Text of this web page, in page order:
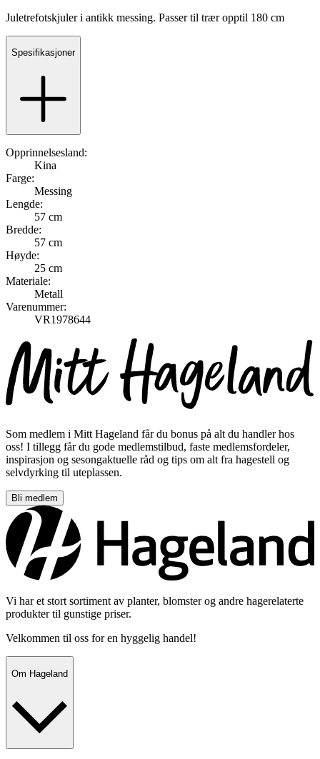
Juletrefotskjuler i antikk messing. Passer til trær opptil 180 cm
Spesifikasjoner
Opprinnelsesland:
Kina
Farge:
Messing
Lengde:
57 cm
Bredde:
57 cm
Høyde:
25 cm
Materiale:
Metall
Varenummer:
VR1978644
Som medlem i Mitt Hageland får du bonus på alt du handler hos
oss! I tillegg får du gode medlemstilbud, faste medlemsfordeler,
inspirasjon og sesongaktuelle råd og tips om alt fra hagestell og
selvdyrking til uteplassen.
Bli medlem
Vi har et stort sortiment av planter, blomster og andre hagerelaterte
produkter til gunstige priser.
Velkommen til oss for en hyggelig handel!
Om Hageland